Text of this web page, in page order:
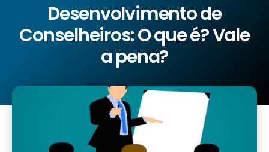
Desenvolvimento de
Conselheiros: O que é? Vale
a pena?